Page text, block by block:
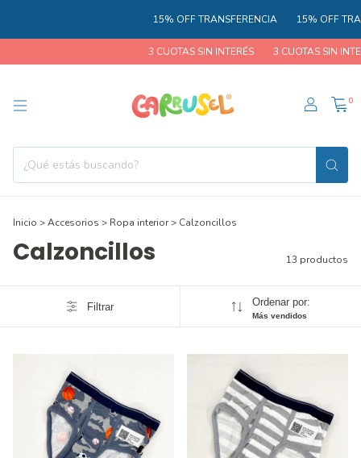
15% OFF TRANSFERENCIA 15% OFF
3 CUOTAS SIN INTERÉS 3 CUOTAS SIN
0
Inicio >Accesorios > Ropa interior> Calzoncillos
Calzoncillos 13 productos
Filtrar Ordenar por:
Más vendidos